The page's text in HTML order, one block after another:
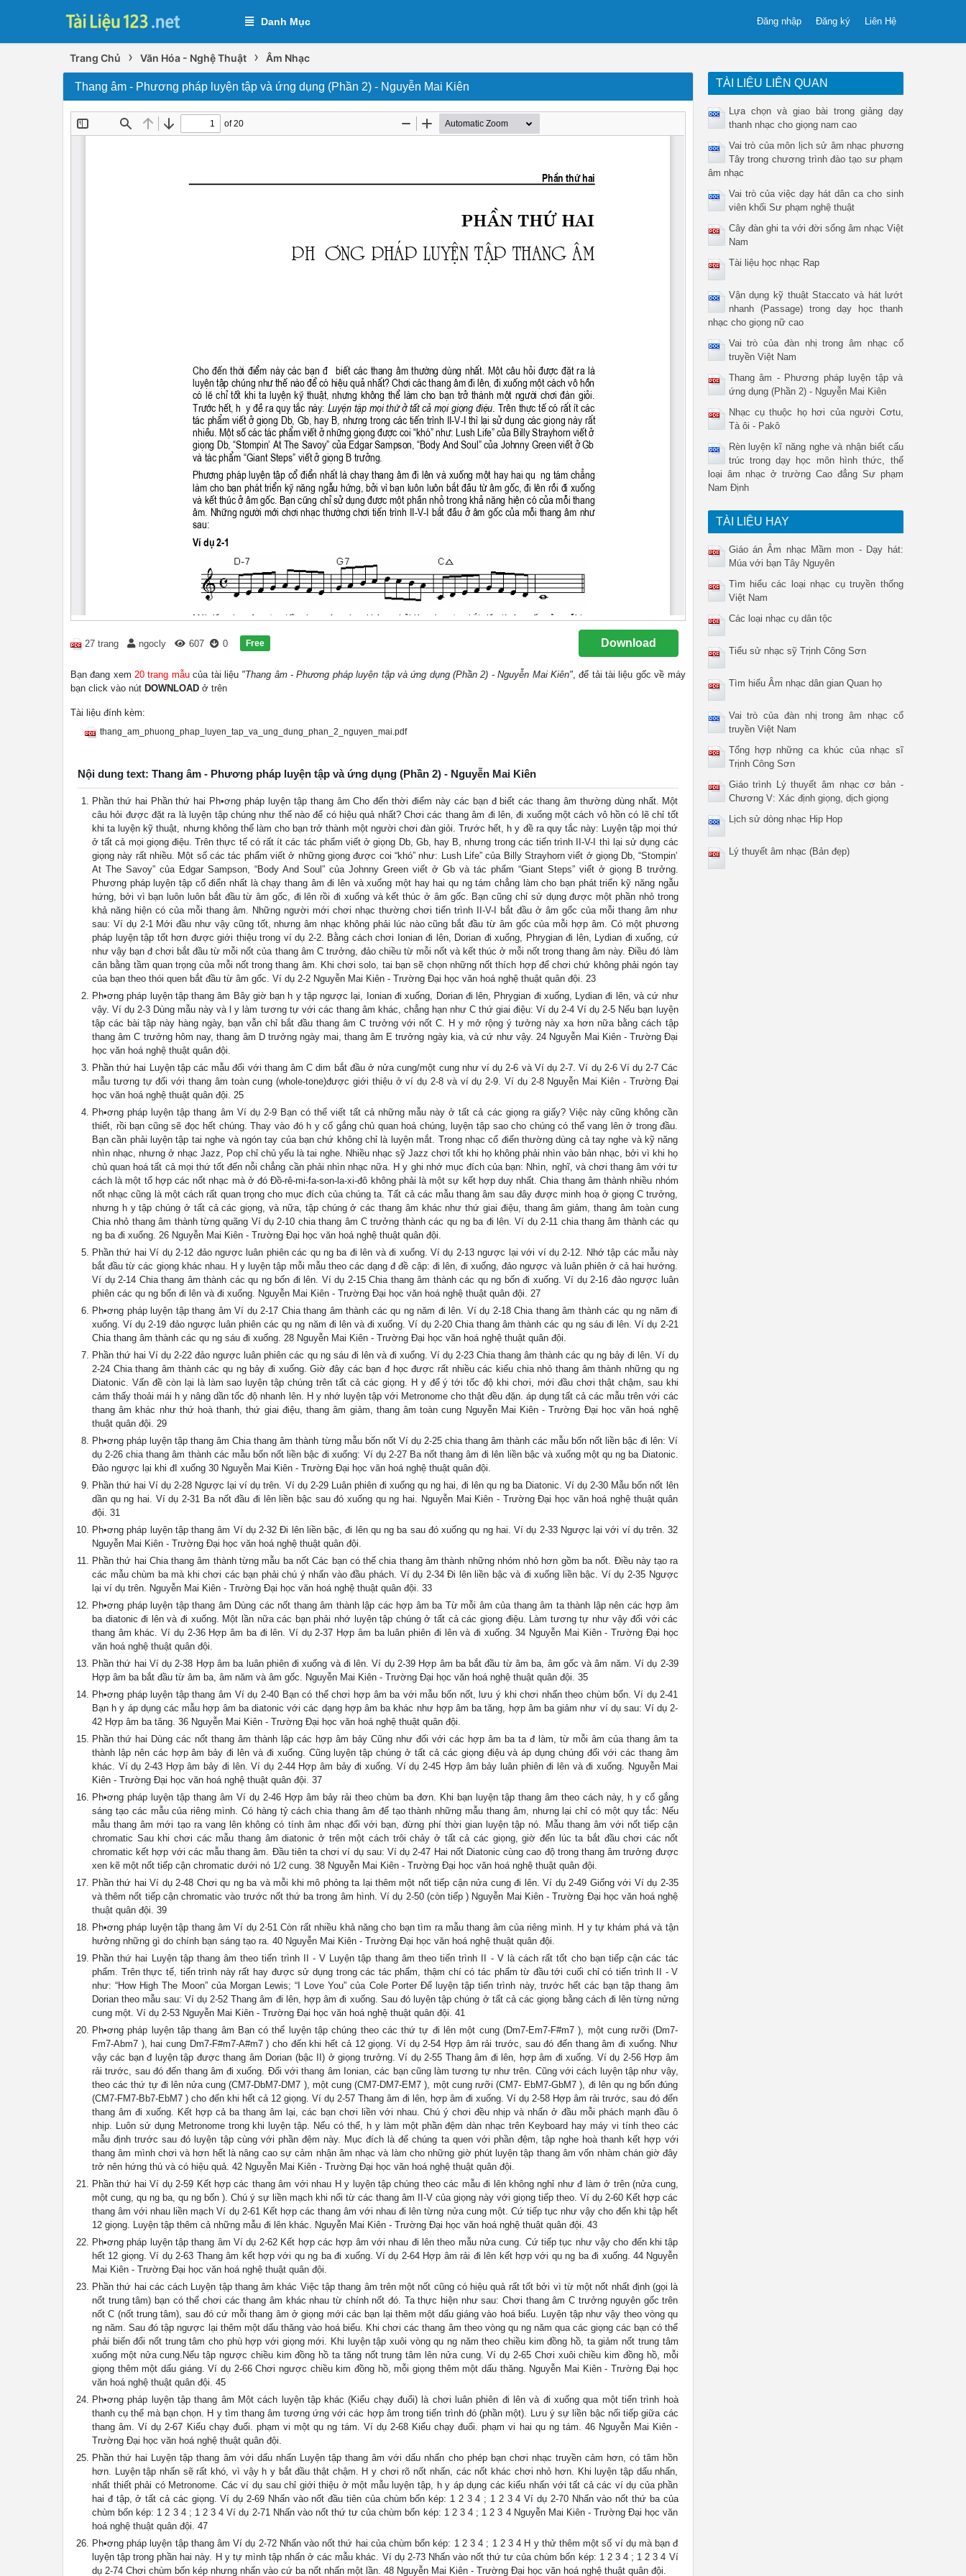
Danh Mục Liên Hệ
Đăng ký
Đăng nhập
Trang Chủ › Văn Hóa - Nghệ Thuật › Âm Nhạc
Thang âm - Phương pháp luyện tập và ứng dụng (Phần 2) - Nguyễn Mai Kiên
27 trang ngocly 607 0 Free Download
Bạn đang xem20 trang mẫucủa tài liệu "Thang âm - Phương pháp luyện tập và ứng dụng (Phần 2) - Nguyễn Mai Kiên", để tải tài liệu gốc về máy
bạn click vào nút DOWNLOAD ở trên
Tài liệu đính kèm:
thang_am_phuong_phap_luyen_tap_va_ung_dung_phan_2_nguyen_mai.pdf
Nội dung text: Thang âm - Phương pháp luyện tập và ứng dụng (Phần 2) - Nguyễn Mai Kiên
Phần thứ hai Phần thứ hai Ph•ơng pháp luyện tập thang âm Cho đến thời điểm này các bạn đ biết các thang âm thường dùng nhất. Một
câu hỏi được đặt ra là luyện tập chúng như thế nào để có hiệu quả nhất? Chơi các thang âm đi lên, đi xuống một cách vô hồn có lẽ chỉ tốt
khi ta luyện kỹ thuật, nhưng không thể làm cho bạn trở thành một người chơi đàn giỏi. Trước hết, h y đề ra quy tắc này: Luyện tập mọi thứ
ở tất cả mọi giọng điệu. Trên thực tế có rất ít các tác phẩm viết ở giọng Db, Gb, hay B, nhưng trong các tiến trình II-V-I thì lại sử dụng các
giọng này rất nhiều. Một số các tác phẩm viết ở những giọng được coi “khó” như: Lush Life” của Billy Strayhorn viết ở giọng Db, “Stompin’
At The Savoy” của Edgar Sampson, “Body And Soul” của Johnny Green viết ở Gb và tác phẩm “Giant Steps” viết ở giọng B trưởng.
Phương pháp luyện tập cổ điển nhất là chạy thang âm đi lên và xuống một hay hai qu ng tám chẳng làm cho bạn phát triển kỹ năng ngẫu
hứng, bởi vì bạn luôn luôn bắt đầu từ âm gốc, đi lên rồi đi xuống và kết thúc ở âm gốc. Bạn cũng chỉ sử dụng được một phần nhỏ trong
khả năng hiện có của mỗi thang âm. Những người mới chơi nhạc thường chơi tiến trình II-V-I bắt đầu ở âm gốc của mỗi thang âm như
sau: Ví dụ 2-1 Mới đầu như vậy cũng tốt, nhưng âm nhạc không phải lúc nào cũng bắt đầu từ âm gốc của mỗi hợp âm. Có một phương
pháp luyện tập tốt hơn được giới thiệu trong ví dụ 2-2. Bằng cách chơi Ionian đi lên, Dorian đi xuống, Phrygian đi lên, Lydian đi xuống, cứ
như vậy bạn đ chơi bắt đầu từ mỗi nốt của thang âm C trưởng, đảo chiều từ mỗi nốt và kết thúc ở mỗi nốt trong thang âm này. Điều đó làm
cân bằng tầm quan trọng của mỗi nốt trong thang âm. Khi chơi solo, tai bạn sẽ chọn những nốt thích hợp để chơi chứ không phải ngón tay
của bạn theo thói quen bắt đầu từ âm gốc. Ví dụ 2-2 Nguyễn Mai Kiên - Trường Đại học văn hoá nghệ thuật quân đội. 23
Ph•ơng pháp luyện tập thang âm Bây giờ bạn h y tập ngược lại, Ionian đi xuống, Dorian đi lên, Phrygian đi xuống, Lydian đi lên, và cứ như
vậy. Ví dụ 2-3 Dùng mẫu này và l y làm tương tự với các thang âm khác, chẳng hạn như C thứ giai điệu: Ví dụ 2-4 Ví dụ 2-5 Nếu bạn luyện
tập các bài tập này hàng ngày, bạn vẫn chỉ bắt đầu thang âm C trưởng với nốt C. H y mở rộng ý tưởng này xa hơn nữa bằng cách tập
thang âm C trưởng hôm nay, thang âm D trưởng ngày mai, thang âm E trưởng ngày kia, và cứ như vậy. 24 Nguyễn Mai Kiên - Trường Đại
học văn hoá nghệ thuật quân đội.
Phần thứ hai Luyện tập các mẫu đối với thang âm C dim bắt đầu ở nửa cung/một cung như ví dụ 2-6 và Ví dụ 2-7. Ví dụ 2-6 Ví dụ 2-7 Các
mẫu tương tự đối với thang âm toàn cung (whole-tone)được giới thiệu ở ví dụ 2-8 và ví dụ 2-9. Ví dụ 2-8 Nguyễn Mai Kiên - Trường Đại
học văn hoá nghệ thuật quân đội. 25
Ph•ơng pháp luyện tập thang âm Ví dụ 2-9 Bạn có thể viết tất cả những mẫu này ở tất cả các giọng ra giấy? Việc này cũng không cần
thiết, rồi bạn cũng sẽ đọc hết chúng. Thay vào đó h y cố gắng chủ quan hoá chúng, luyện tập sao cho chúng có thể vang lên ở trong đầu.
Bạn cần phải luyện tập tai nghe và ngón tay của bạn chứ không chỉ là luyện mắt. Trong nhạc cổ điển thường dùng cả tay nghe và kỹ năng
nhìn nhạc, nhưng ở nhạc Jazz, Pop chỉ chủ yếu là tai nghe. Nhiều nhạc sỹ Jazz chơi tốt khi họ không phải nhìn vào bản nhạc, bởi vì khi họ
chủ quan hoá tất cả mọi thứ tốt đến nỗi chẳng cần phải nhìn nhạc nữa. H y ghi nhớ mục đích của bạn: Nhìn, nghĩ, và chơi thang âm với tư
cách là một tổ hợp các nốt nhạc mà ở đó Đồ-rê-mi-fa-son-la-xi-đô không phải là một sự kết hợp duy nhất. Chia thang âm thành nhiều nhóm
nốt nhạc cũng là một cách rất quan trọng cho mục đích của chúng ta. Tất cả các mẫu thang âm sau đây được minh hoạ ở giọng C trưởng,
nhưng h y tập chúng ở tất cả các giọng, và nữa, tập chúng ở các thang âm khác như thứ giai điệu, thang âm giảm, thang âm toàn cung
Chia nhỏ thang âm thành từng quãng Ví dụ 2-10 chia thang âm C trưởng thành các qu ng ba đi lên. Ví dụ 2-11 chia thang âm thành các qu
ng ba đi xuống. 26 Nguyễn Mai Kiên - Trường Đại học văn hoá nghệ thuật quân đội.
Phần thứ hai Ví dụ 2-12 đảo ngược luân phiên các qu ng ba đi lên và đi xuống. Ví dụ 2-13 ngược lại với ví dụ 2-12. Nhớ tập các mẫu này
bắt đầu từ các giọng khác nhau. H y luyện tập mỗi mẫu theo các dạng đ đề cập: đi lên, đi xuống, đảo ngược và luân phiên ở cả hai hướng.
Ví dụ 2-14 Chia thang âm thành các qu ng bốn đi lên. Ví dụ 2-15 Chia thang âm thành các qu ng bốn đi xuống. Ví dụ 2-16 đảo ngược luân
phiên các qu ng bốn đi lên và đi xuống. Nguyễn Mai Kiên - Trường Đại học văn hoá nghệ thuật quân đội. 27
Ph•ơng pháp luyện tập thang âm Ví dụ 2-17 Chia thang âm thành các qu ng năm đi lên. Ví dụ 2-18 Chia thang âm thành các qu ng năm đi
xuống. Ví dụ 2-19 đảo ngược luân phiên các qu ng năm đi lên và đi xuống. Ví dụ 2-20 Chia thang âm thành các qu ng sáu đi lên. Ví dụ 2-21
Chia thang âm thành các qu ng sáu đi xuống. 28 Nguyễn Mai Kiên - Trường Đại học văn hoá nghệ thuật quân đội.
Phần thứ hai Ví dụ 2-22 đảo ngược luân phiên các qu ng sáu đi lên và đi xuống. Ví dụ 2-23 Chia thang âm thành các qu ng bảy đi lên. Ví dụ
2-24 Chia thang âm thành các qu ng bảy đi xuống. Giờ đây các bạn đ học được rất nhiều các kiểu chia nhỏ thang âm thành những qu ng
Diatonic. Vấn đề còn lại là làm sao luyện tập chúng trên tất cả các giọng. H y để ý tới tốc độ khi chơi, mới đầu chơi thật chậm, sau khi
cảm thấy thoải mái h y nâng dần tốc độ nhanh lên. H y nhớ luyện tập với Metronome cho thật đều đặn. áp dụng tất cả các mẫu trên với các
thang âm khác như thứ hoà thanh, thứ giai điệu, thang âm giảm, thang âm toàn cung Nguyễn Mai Kiên - Trường Đại học văn hoá nghệ
thuật quân đội. 29
Ph•ơng pháp luyện tập thang âm Chia thang âm thành từng mẫu bốn nốt Ví dụ 2-25 chia thang âm thành các mẫu bốn nốt liền bậc đi lên: Ví
dụ 2-26 chia thang âm thành các mẫu bốn nốt liền bậc đi xuống: Ví dụ 2-27 Ba nốt thang âm đi lên liền bậc và xuống một qu ng ba Diatonic.
Đảo ngược lại khi đI xuống 30 Nguyễn Mai Kiên - Trường Đại học văn hoá nghệ thuật quân đội.
Phần thứ hai Ví dụ 2-28 Ngược lại ví dụ trên. Ví dụ 2-29 Luân phiên đi xuống qu ng hai, đi lên qu ng ba Diatonic. Ví dụ 2-30 Mẫu bốn nốt lên
dần qu ng hai. Ví dụ 2-31 Ba nốt đầu đi lên liền bậc sau đó xuống qu ng hai. Nguyễn Mai Kiên - Trường Đại học văn hoá nghệ thuật quân
đội. 31
Ph•ơng pháp luyện tập thang âm Ví dụ 2-32 Đi lên liền bậc, đi lên qu ng ba sau đó xuống qu ng hai. Ví dụ 2-33 Ngược lại với ví dụ trên. 32
Nguyễn Mai Kiên - Trường Đại học văn hoá nghệ thuật quân đội.
Phần thứ hai Chia thang âm thành từng mẫu ba nốt Các bạn có thể chia thang âm thành những nhóm nhỏ hơn gồm ba nốt. Điều này tạo ra
các mẫu chùm ba mà khi chơi các bạn phải chú ý nhấn vào đầu phách. Ví dụ 2-34 Đi lên liền bậc và đi xuống liền bậc. Ví dụ 2-35 Ngược
lại ví dụ trên. Nguyễn Mai Kiên - Trường Đại học văn hoá nghệ thuật quân đội. 33
Ph•ơng pháp luyện tập thang âm Dùng các nốt thang âm thành lập các hợp âm ba Từ mỗi âm của thang âm ta thành lập nên các hợp âm
ba diatonic đi lên và đi xuống. Một lần nữa các bạn phải nhớ luyện tập chúng ở tất cả các giọng điệu. Làm tương tự như vậy đối với các
thang âm khác. Ví dụ 2-36 Hợp âm ba đi lên. Ví dụ 2-37 Hợp âm ba luân phiên đi lên và đi xuống. 34 Nguyễn Mai Kiên - Trường Đại học
văn hoá nghệ thuật quân đội.
Phần thứ hai Ví dụ 2-38 Hợp âm ba luân phiên đi xuống và đi lên. Ví dụ 2-39 Hợp âm ba bắt đầu từ âm ba, âm gốc và âm năm. Ví dụ 2-39
Hợp âm ba bắt đầu từ âm ba, âm năm và âm gốc. Nguyễn Mai Kiên - Trường Đại học văn hoá nghệ thuật quân đội. 35
Ph•ơng pháp luyện tập thang âm Ví dụ 2-40 Bạn có thể chơi hợp âm ba với mẫu bốn nốt, lưu ý khi chơi nhấn theo chùm bốn. Ví dụ 2-41
Bạn h y áp dụng các mẫu hợp âm ba diatonic với các dạng hợp âm ba khác như hợp âm ba tăng, hợp âm ba giảm như ví dụ sau: Ví dụ 2-
42 Hợp âm ba tăng. 36 Nguyễn Mai Kiên - Trường Đại học văn hoá nghệ thuật quân đội.
Phần thứ hai Dùng các nốt thang âm thành lập các hợp âm bảy Cũng như đối với các hợp âm ba ta đ làm, từ mỗi âm của thang âm ta
thành lập nên các hợp âm bảy đi lên và đi xuống. Cũng luyện tập chúng ở tất cả các giọng điệu và áp dụng chúng đối với các thang âm
khác. Ví dụ 2-43 Hợp âm bảy đi lên. Ví dụ 2-44 Hợp âm bảy đi xuống. Ví dụ 2-45 Hợp âm bảy luân phiên đi lên và đi xuống. Nguyễn Mai
Kiên - Trường Đại học văn hoá nghệ thuật quân đội. 37
Ph•ơng pháp luyện tập thang âm Ví dụ 2-46 Hợp âm bảy rải theo chùm ba đơn. Khi bạn luyện tập thang âm theo cách này, h y cố gắng
sáng tạo các mẫu của riêng mình. Có hàng tỷ cách chia thang âm để tạo thành những mẫu thang âm, nhưng lại chỉ có một quy tắc: Nếu
mẫu thang âm mới tạo ra vang lên không có tính âm nhạc đối với bạn, đừng phí thời gian luyện tập nó. Mẫu thang âm với nốt tiếp cận
chromatic Sau khi chơi các mẫu thang âm diatonic ở trên một cách trôi chảy ở tất cả các giọng, giờ đến lúc ta bắt đầu chơi các nốt
chromatic kết hợp với các mẫu thang âm. Đầu tiên ta chơi ví dụ sau: Ví dụ 2-47 Hai nốt Diatonic cùng cao độ trong thang âm trưởng được
xen kẽ một nốt tiếp cận chromatic dưới nó 1/2 cung. 38 Nguyễn Mai Kiên - Trường Đại học văn hoá nghệ thuật quân đội.
Phần thứ hai Ví dụ 2-48 Chơi qu ng ba và mỗi khi mô phỏng ta lại thêm một nốt tiếp cận nửa cung đi lên. Ví dụ 2-49 Giống với Ví dụ 2-35
và thêm nốt tiếp cận chromatic vào trước nốt thứ ba trong âm hình. Ví dụ 2-50 (còn tiếp ) Nguyễn Mai Kiên - Trường Đại học văn hoá nghệ
thuật quân đội. 39
Ph•ơng pháp luyện tập thang âm Ví dụ 2-51 Còn rất nhiều khả năng cho bạn tìm ra mẫu thang âm của riêng mình. H y tự khám phá và tận
hưởng những gì do chính bạn sáng tạo ra. 40 Nguyễn Mai Kiên - Trường Đại học văn hoá nghệ thuật quân đội.
Phần thứ hai Luyện tập thang âm theo tiến trình II - V Luyện tập thang âm theo tiến trình II - V là cách rất tốt cho bạn tiếp cận các tác
phẩm. Trên thực tế, tiến trình này rất hay được sử dụng trong các tác phẩm, thậm chí có tác phẩm từ đầu tới cuối chỉ có tiến trình II - V
như: “How High The Moon” của Morgan Lewis; “I Love You” của Cole Porter Để luyện tập tiến trình này, trước hết các bạn tập thang âm
Dorian theo mẫu sau: Ví dụ 2-52 Thang âm đi lên, hợp âm đi xuống. Sau đó luyện tập chúng ở tất cả các giọng bằng cách đi lên từng nửng
cung một. Ví dụ 2-53 Nguyễn Mai Kiên - Trường Đại học văn hoá nghệ thuật quân đội. 41
Ph•ơng pháp luyện tập thang âm Bạn có thể luyện tập chúng theo các thứ tự đi lên một cung (Dm7-Em7-F#m7 ), một cung rưỡi (Dm7-
Fm7-Abm7 ), hai cung Dm7-F#m7-A#m7 ) cho đến khi hết cả 12 giọng. Ví dụ 2-54 Hợp âm rải trước, sau đó đến thang âm đi xuống. Như
vậy các bạn đ luyện tập được thang âm Dorian (bậc II) ở giọng trưởng. Ví dụ 2-55 Thang âm đi lên, hợp âm đi xuống. Ví dụ 2-56 Hợp âm
rải trước, sau đó đến thang âm đi xuống. Đối với thang âm Ionian, các bạn cũng làm tương tự như trên. Cũng với cách luyện tập như vậy,
theo các thứ tự đi lên nửa cung (CM7-DbM7-DM7 ), một cung (CM7-DM7-EM7 ), một cung rưỡi (CM7- EbM7-GbM7 ), đi lên qu ng bốn đúng
(CM7-FM7-Bb7-EbM7 ) cho đến khi hết cả 12 giọng. Ví dụ 2-57 Thang âm đi lên, hợp âm đi xuống. Ví dụ 2-58 Hợp âm rải trước, sau đó đến
thang âm đi xuống. Kết hợp cả ba thang âm lại, các bạn chơi liền với nhau. Chú ý chơi đều nhịp và nhấn ở đầu mỗi phách mạnh đầu ô
nhịp. Luôn sử dụng Metronome trong khi luyện tập. Nếu có thể, h y làm một phần đệm dàn nhạc trên Keyboard hay máy vi tính theo các
mẫu định trước sau đó luyện tập cùng với phần đệm này. Mục đích là để chúng ta quen với phần đệm, tập nghe hoà thanh kết hợp với
thang âm mình chơi và hơn hết là nâng cao sự cảm nhận âm nhạc và làm cho những giờ phút luyện tập thang âm vốn nhàm chán giờ đây
trở nên hứng thú và có hiệu quả. 42 Nguyễn Mai Kiên - Trường Đại học văn hoá nghệ thuật quân đội.
Phần thứ hai Ví dụ 2-59 Kết hợp các thang âm với nhau H y luyện tập chúng theo các mẫu đi lên không nghỉ như đ làm ở trên (nửa cung,
một cung, qu ng ba, qu ng bốn ). Chú ý sự liền mạch khi nối từ các thang âm II-V của giọng này với giọng tiếp theo. Ví dụ 2-60 Kết hợp các
thang âm với nhau liền mạch Ví dụ 2-61 Kết hợp các thang âm với nhau đi lên từng nửa cung một. Cứ tiếp tục như vậy cho đến khi tập hết
12 giọng. Luyện tập thêm cả những mẫu đi lên khác. Nguyễn Mai Kiên - Trường Đại học văn hoá nghệ thuật quân đội. 43
Ph•ơng pháp luyện tập thang âm Ví dụ 2-62 Kết hợp các hợp âm với nhau đi lên theo mẫu nửa cung. Cứ tiếp tục như vậy cho đến khi tập
hết 12 giọng. Ví dụ 2-63 Thang âm kết hợp với qu ng ba đi xuống. Ví dụ 2-64 Hợp âm rải đi lên kết hợp với qu ng ba đi xuống. 44 Nguyễn
Mai Kiên - Trường Đại học văn hoá nghệ thuật quân đội.
Phần thứ hai các cách Luyện tập thang âm khác Việc tập thang âm trên một nốt cũng có hiệu quả rất tốt bởi vì từ một nốt nhất định (gọi là
nốt trung tâm) bạn có thể chơi các thang âm khác nhau từ chính nốt đó. Ta thực hiện như sau: Chơi thang âm C trưởng nguyên gốc trên
nốt C (nốt trung tâm), sau đó cứ mỗi thang âm ở giọng mới các bạn lại thêm một dấu giáng vào hoá biểu. Luyện tập như vậy theo vòng qu
ng năm. Sau đó tập ngược lại thêm một dấu thăng vào hoá biểu. Khi chơi các thang âm theo vòng qu ng năm qua các giọng các bạn có thể
phải biến đổi nốt trung tâm cho phù hợp với giọng mới. Khi luyện tập xuôi vòng qu ng năm theo chiều kim đồng hồ, ta giảm nốt trung tâm
xuống một nửa cung.Nếu tập ngược chiều kim đồng hồ ta tăng nốt trung tâm lên nửa cung. Ví dụ 2-65 Chơi xuôi chiều kim đồng hồ, mỗi
giọng thêm một dấu giáng. Ví dụ 2-66 Chơi ngược chiều kim đồng hồ, mỗi giọng thêm một dấu thăng. Nguyễn Mai Kiên - Trường Đại học
văn hoá nghệ thuật quân đội. 45
Ph•ơng pháp luyện tập thang âm Một cách luyện tập khác (Kiểu chạy đuổi) là chơi luân phiên đi lên và đi xuống qua một tiến trình hoà
thanh cụ thể mà bạn chọn. H y tìm thang âm tương ứng với các hợp âm trong tiến trình đó (phần một). Lưu ý sự liền bậc nối tiếp giữa các
thang âm. Ví dụ 2-67 Kiểu chạy đuổi. phạm vi một qu ng tám. Ví dụ 2-68 Kiểu chạy đuổi. phạm vi hai qu ng tám. 46 Nguyễn Mai Kiên -
Trường Đại học văn hoá nghệ thuật quân đội.
Phần thứ hai Luyện tập thang âm với dấu nhấn Luyện tập thang âm với dấu nhấn cho phép bạn chơi nhạc truyền cảm hơn, có tâm hồn
hơn. Luyện tập nhấn sẽ rất khó, vì vậy h y bắt đầu thật chậm. H y chơi rõ nốt nhấn, các nốt khác chơi nhỏ hơn. Khi luyện tập dấu nhấn,
nhất thiết phải có Metronome. Các ví dụ sau chỉ giới thiệu ở một mẫu luyện tập, h y áp dụng các kiểu nhấn với tất cả các ví dụ của phần
hai đ tập, ở tất cả các giọng. Ví dụ 2-69 Nhấn vào nốt đầu tiên của chùm bốn kép: 1 2 3 4 ; 1 2 3 4 Ví dụ 2-70 Nhấn vào nốt thứ ba của
chùm bốn kép: 1 2 3 4 ; 1 2 3 4 Ví dụ 2-71 Nhấn vào nốt thứ tư của chùm bốn kép: 1 2 3 4 ; 1 2 3 4 Nguyễn Mai Kiên - Trường Đại học văn
hoá nghệ thuật quân đội. 47
Ph•ơng pháp luyện tập thang âm Ví dụ 2-72 Nhấn vào nốt thứ hai của chùm bốn kép: 1 2 3 4 ; 1 2 3 4 H y thử thêm một số ví dụ mà bạn đ
luyện tập trong phần hai này. H y tự mình tập nhấn ở các mẫu khác. Ví dụ 2-73 Nhấn vào nốt thứ tư của chùm bốn kép: 1 2 3 4 ; 1 2 3 4 Ví
dụ 2-74 Chơi chùm bốn kép nhưng nhấn vào cứ ba nốt nhấn một lần. 48 Nguyễn Mai Kiên - Trường Đại học văn hoá nghệ thuật quân đội.
TÀI LIỆU LIÊN QUAN
Lựa chọn và giao bài trong giảng dạy
thanh nhạc cho giọng nam cao
Vai trò của môn lịch sử âm nhạc phương
Tây trong chương trình đào tạo sư phạm
âm nhạc
Vai trò của việc dạy hát dân ca cho sinh
viên khối Sư phạm nghệ thuật
Cây đàn ghi ta với đời sống âm nhạc Việt
Nam
Tài liệu học nhạc Rap
Vận dụng kỹ thuật Staccato và hát lướt
nhanh (Passage) trong dạy học thanh
nhạc cho giọng nữ cao
Vai trò của đàn nhị trong âm nhạc cổ
truyền Việt Nam
Thang âm - Phương pháp luyện tập và
ứng dụng (Phần 2) - Nguyễn Mai Kiên
Nhạc cụ thuộc họ hơi của người Cơtu,
Tà ôi - Pakô
Rèn luyện kĩ năng nghe và nhận biết cấu
trúc trong dạy học môn hình thức, thể
loại âm nhạc ở trường Cao đẳng Sư phạm
Nam Định
TÀI LIỆU HAY
Giáo án Âm nhạc Mầm mon - Dạy hát:
Múa với bạn Tây Nguyên
Tìm hiểu các loại nhạc cụ truyền thống
Việt Nam
Các loại nhạc cụ dân tộc
Tiểu sử nhạc sỹ Trịnh Công Sơn
Tìm hiểu Âm nhạc dân gian Quan họ
Vai trò của đàn nhị trong âm nhạc cổ
truyền Việt Nam
Tổng hợp những ca khúc của nhạc sĩ
Trịnh Công Sơn
Giáo trình Lý thuyết âm nhạc cơ bản -
Chương V: Xác định giọng, dịch giọng
Lịch sử dòng nhạc Hip Hop
Lý thuyết âm nhạc (Bản đẹp)